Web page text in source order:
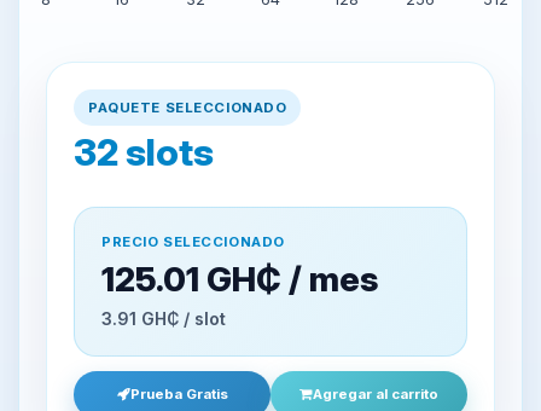
PAQUETE SELECCIONADO
32slots
PRECIO SELECCIONADO
125.01 GH₵ / mes
3.91 GH₵ / slot
Prueba Gratis Agregar al carrito